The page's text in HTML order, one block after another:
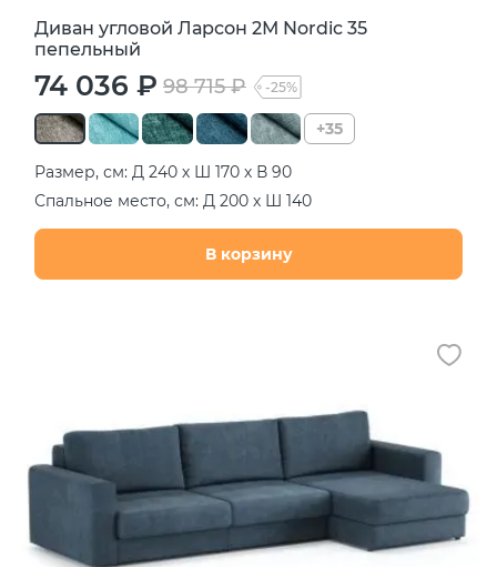
Диван угловой Ларсон 2М Nordic 35
пепельный
74 036 ₽ 98 715 ₽ -25%
+35
Размер, см: Д 240 х Ш 170 х В 90
Спальное место, см: Д 200 х Ш 140
В корзину